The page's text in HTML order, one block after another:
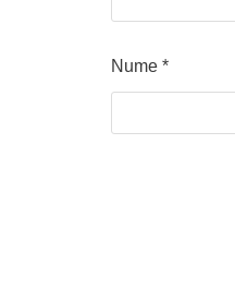
Nume *